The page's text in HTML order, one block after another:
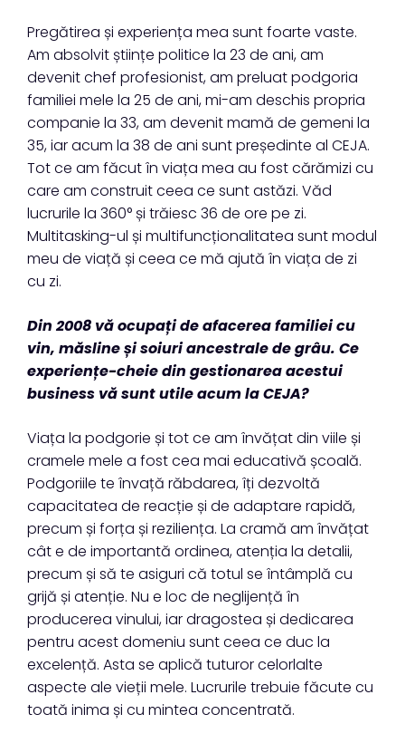
Pregătirea și experiența mea sunt foarte vaste.
Am absolvit științe politice la 23 de ani, am
devenit chef profesionist, am preluat podgoria
familiei mele la 25 de ani, mi-am deschis propria
companie la 33, am devenit mamă de gemeni la
35, iar acum la 38 de ani sunt președinte al CEJA.
Tot ce am făcut în viața mea au fost cărămizi cu
care am construit ceea ce sunt astăzi. Văd
lucrurile la 360° și trăiesc 36 de ore pe zi.
Multitasking-ul și multifuncționalitatea sunt modul
meu de viață și ceea ce mă ajută în viața de zi
cu zi.
Din 2008 vă ocupați de afacerea familiei cu
vin, măsline și soiuri ancestrale de grâu. Ce
experiențe-cheie din gestionarea acestui
business vă sunt utile acum la CEJA?
Viața la podgorie și tot ce am învățat din viile și
cramele mele a fost cea mai educativă școală.
Podgoriile te învață răbdarea, îți dezvoltă
capacitatea de reacție și de adaptare rapidă,
precum și forța și reziliența. La cramă am învățat
cât e de importantă ordinea, atenția la detalii,
precum și să te asiguri că totul se întâmplă cu
grijă și atenție. Nu e loc de neglijență în
producerea vinului, iar dragostea și dedicarea
pentru acest domeniu sunt ceea ce duc la
excelență. Asta se aplică tuturor celorlalte
aspecte ale vieții mele. Lucrurile trebuie făcute cu
toată inima și cu mintea concentrată.